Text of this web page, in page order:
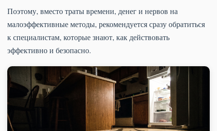
Поэтому, вместо траты времени, денег и нервов на
малоэффективные методы, рекомендуется сразу обратиться
к специалистам, которые знают, как действовать
эффективно и безопасно.